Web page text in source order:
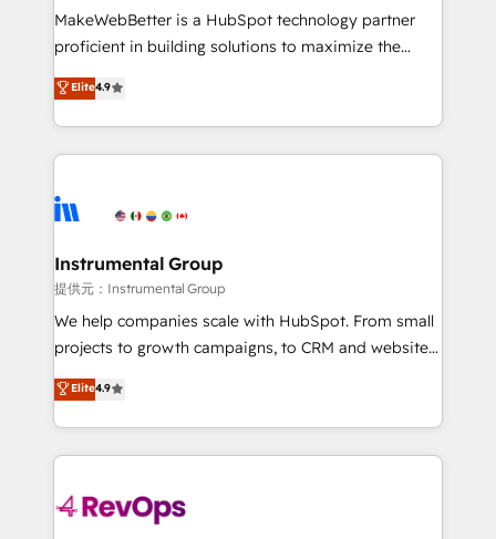
starting at $1,5k 💵 - Speed: Launch in 14 days ⚡ -
Global: 75+ RPers across five continents 🌐 - Scale:
HubSpot Partner 🪴 - Sales Hub: More
implementations than any other Partner 💻 -
agency for an Ops problem. Don't hire a technical
agency for a growth problem. Hire a partner built to
MakeWebBetter is a HubSpot technology partner
proficient in building solutions to maximize the
operational efficiency of HubSpot. The fastest-
growing tech-enabler & facilitator, MakeWebBetter,
hands you the blend of HubSpot expertise &
eminent solutions & integrations. Trust us to
Elite Partners with 10+ years of HubSpot experience
Premier Partner 2023 🌟5 HubSpot Accreditations 🌟
Won HubSpot Theme Challenge 2021 🌟INBOUND’19
HubSpot Rising Star Why us? Harnessing the full
potential of the powerful HubSpot CRM. ✔️A team of
HubSpot experience ✔️Flexible pricing models —
Hourly-fee (assigned one Dedicated HubSpot
requirement). ✔️Helped over 25,000+ customers so
far with our HubSpot solutions. ✔️Bespoke apps &
Elite4.9
Instrumental Group
提供元：Instrumental Group
We help companies scale with HubSpot. From small
projects to growth campaigns, to CRM and websites.
Hire an agency that's experienced in every inch of
HubSpot and willing to work hand-in-hand with your
team to simplify the complex and build a better
experience for your team and customers.
Elite4.9